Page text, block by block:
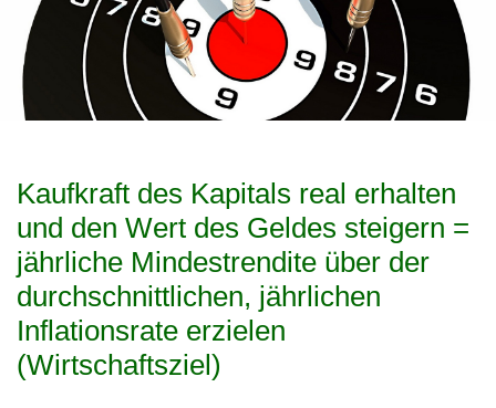
Kaufkraft des Kapitals real erhalten
und den Wert des Geldes steigern =
jährliche Mindestrendite über der
durchschnittlichen, jährlichen
Inflationsrate erzielen
(Wirtschaftsziel)